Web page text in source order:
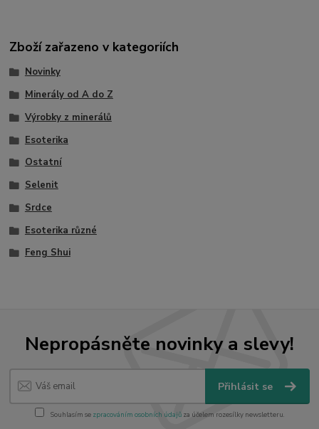
Zboží zařazeno v kategoriích
Novinky
Minerály od A do Z
Výrobky z minerálů
Esoterika
Ostatní
Selenit
Srdce
Esoterika různé
Feng Shui
Nepropásněte novinky a slevy!
Přihlásit se
Souhlasím se zpracováním osobních údajůza účelem rozesílky newsletteru.